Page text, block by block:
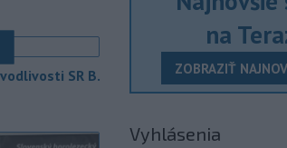
Maďarsku
južní susedia
na Dunaji a
jadrovej
stráž
SR B.
na
ZOBRAZIŤ
Vyhlásenia